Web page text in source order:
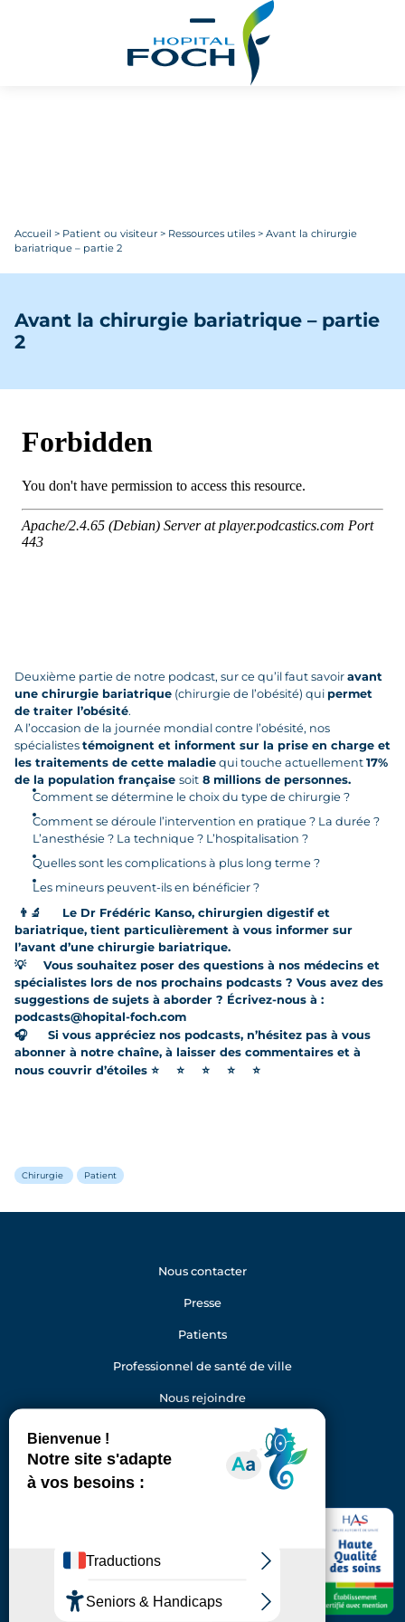
Accueil > Patient ou visiteur > Ressources utiles > Avant la chirurgie
bariatrique – partie 2
Avant la chirurgie bariatrique – partie
2
Deuxième partie de notre podcast, sur ce qu’il faut savoir avant
une chirurgie bariatrique (chirurgie de l’obésité) qui permet
de traiter l’obésité.
A l’occasion de la journée mondial contre l’obésité, nos
spécialistes témoignent et informent sur la prise en charge et
les traitements de cette maladie qui touche actuellement 17%
de la population française soit 8 millions de personnes.
Comment se détermine le choix du type de chirurgie ?
Comment se déroule l’intervention en pratique ? La durée ?
L’anesthésie ? La technique ? L’hospitalisation ?
Quelles sont les complications à plus long terme ?
Les mineurs peuvent-ils en bénéficier ?
👨‍🔬
Le Dr Frédéric Kanso, chirurgien digestif et
bariatrique, tient particulièrement à vous informer sur
l’avant d’une chirurgie bariatrique.
💡
Vous souhaitez poser des questions à nos médecins et
spécialistes lors de nos prochains podcasts ? Vous avez des
suggestions de sujets à aborder ? Écrivez-nous à :
podcasts@hopital-foch.com
🎧
Si vous appréciez nos podcasts, n’hésitez pas à vous
abonner à notre chaîne, à laisser des commentaires et à
nous couvrir d’étoiles ⭐ ⭐ ⭐ ⭐ ⭐
Chirurgie Patient
92150 Suresnes
Standard : 01 46 25 20 00
Nous contacter
Presse
Patients
Professionnel de santé de ville
Nous rejoindre
LinkedInInstagram